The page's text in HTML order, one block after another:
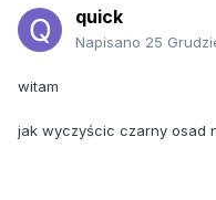
quick
Napisano 25
witam
jak wyczyścic czarny osad